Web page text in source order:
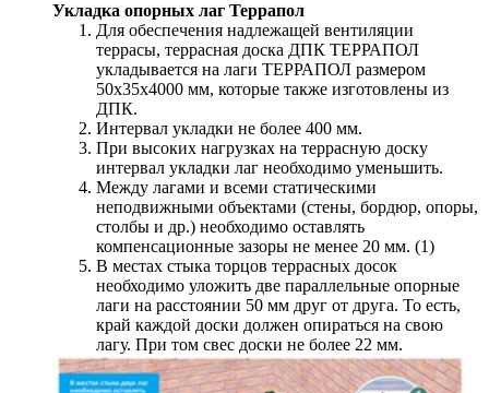
Укладка опорных лаг Террапол
Для обеспечения надлежащей вентиляции
террасы, террасная доска ДПК ТЕРРАПОЛ
укладывается на лаги ТЕРРАПОЛ размером
50х35х4000 мм, которые также изготовлены из
ДПК.
Интервал укладки не более 400 мм.
При высоких нагрузках на террасную доску
интервал укладки лаг необходимо уменьшить.
Между лагами и всеми статическими
неподвижными объектами (стены, бордюр, опоры,
столбы и др.) необходимо оставлять
компенсационные зазоры не менее 20 мм. (1)
В местах стыка торцов террасных досок
необходимо уложить две параллельные опорные
лаги на расстоянии 50 мм друг от друга. То есть,
край каждой доски должен опираться на свою
лагу. При том свес доски не более 22 мм.